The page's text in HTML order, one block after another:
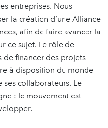
entreprises. Nous
la création d’une Alliance
afin de faire avancer la
ce sujet. Le rôle de
de financer des projets
à disposition du monde
ses collaborateurs. Le
: le mouvement est